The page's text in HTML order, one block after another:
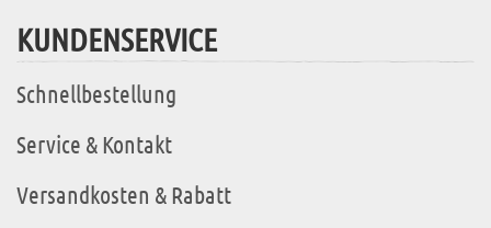
KUNDENSERVICE
Schnellbestellung
Service & Kontakt
Versandkosten & Rabatt